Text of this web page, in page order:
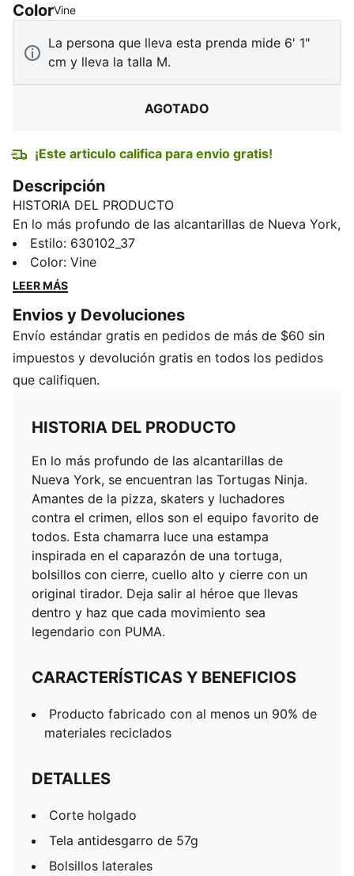
ColorVine:
La persona que lleva esta prenda mide 6' 1"
cm y lleva la talla M.
AGOTADO
¡Este articulo califica para envio gratis!
Descripción
HISTORIA DEL PRODUCTO
En lo más profundo de las alcantarillas de Nueva York,
se encuentran las Tortugas Ninja. Amantes de la pizza,
skaters y luchadores contra el crimen, ellos son el
equipo favorito de todos. Esta chamarra luce una
bolsillos con cierre, cuello alto y cierre con un original
tirador. Deja salir al héroe que llevas dentro y haz que
cada movimiento sea legendario con PUMA.
CARACTERÍSTICAS Y BENEFICIOS
DETALLES
Corte holgado
Tela antidesgarro de 57g
Bolsillos laterales
Cuello alto
Con cierre
Detalles de la marca PUMA
Estilo: 630102_37
Color: Vine
LEER MÁS
Envios y Devoluciones
Envío estándar gratis en pedidos de más de $60 sin
impuestos y devolución gratis en todos los pedidos
que califiquen.
HISTORIA DEL PRODUCTO
En lo más profundo de las alcantarillas de
Nueva York, se encuentran las Tortugas Ninja.
Amantes de la pizza, skaters y luchadores
contra el crimen, ellos son el equipo favorito de
todos. Esta chamarra luce una estampa
inspirada en el caparazón de una tortuga,
bolsillos con cierre, cuello alto y cierre con un
original tirador. Deja salir al héroe que llevas
dentro y haz que cada movimiento sea
legendario con PUMA.
CARACTERÍSTICAS Y BENEFICIOS
Producto fabricado con al menos un 90% de
materiales reciclados
DETALLES
Corte holgado
Tela antidesgarro de 57g
Bolsillos laterales